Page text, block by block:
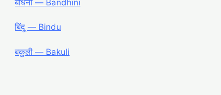
बंधिनी ― Bandhini
बिंदू ― Bindu
बकुली ― Bakuli